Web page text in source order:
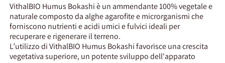
VithalBIO Humus Bokashi è un ammendante 100% vegetale e
naturale composto da alghe agarofite e microrganismi che
forniscono nutrienti e acidi umici e fulvici ideali per
recuperare e rigenerare il terreno.
L’utilizzo di VithalBIO Humus Bokashi favorisce una crescita
vegetativa superiore, un potente sviluppo dell'apparato